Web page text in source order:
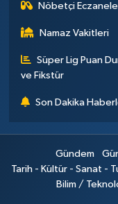
Nöbetçi
Namaz Vakitleri
Süper Lig Puan
ve Fikstür
Son Dakika
Gündem
Tarih - Kültür - Sanat -
Bilim /